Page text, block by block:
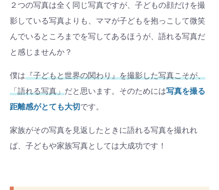
２つの写真は全く同じ写真ですが、子どもの顔だけを撮
影している写真よりも、ママが子どもを抱っこして微笑
んでいるところまでを写してあるほうが、語れる写真だ
と感じませんか？
僕は『子どもと世界の関わり』を撮影した写真こそが、
「語れる写真」だと思います。そのためには写真を撮る
距離感がとても大切 です。
家族がその写真を見返したときに語れる写真を撮れれ
ば、子どもや家族写真としては大成功です！